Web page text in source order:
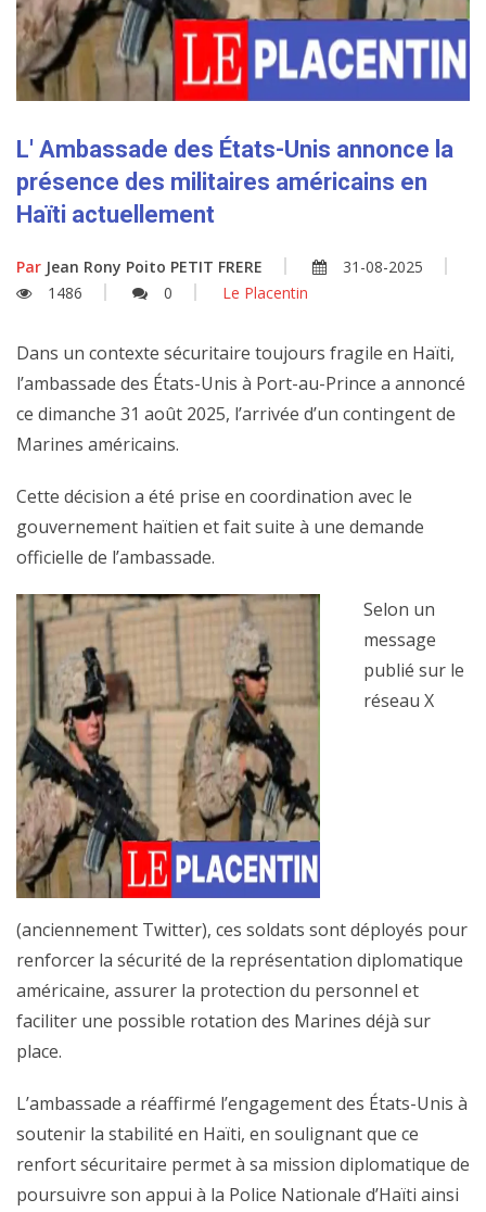
L' Ambassade des États-Unis annonce la
présence des militaires américains en
Haïti actuellement
Par Jean Rony Poito PETIT FRERE
31-08-2025
1486
0 Le Placentin
Dans un contexte sécuritaire toujours fragile en Haïti,
l’ambassade des États-Unis à Port-au-Prince a annoncé
ce dimanche 31 août 2025, l’arrivée d’un contingent de
Marines américains.
Cette décision a été prise en coordination avec le
gouvernement haïtien et fait suite à une demande
officielle de l’ambassade.
Selon un
message
publié sur le
réseau X
(anciennement Twitter), ces soldats sont déployés pour
renforcer la sécurité de la représentation diplomatique
américaine, assurer la protection du personnel et
faciliter une possible rotation des Marines déjà sur
place.
L’ambassade a réaffirmé l’engagement des États-Unis à
soutenir la stabilité en Haïti, en soulignant que ce
renfort sécuritaire permet à sa mission diplomatique de
poursuivre son appui à la Police Nationale d’Haïti ainsi